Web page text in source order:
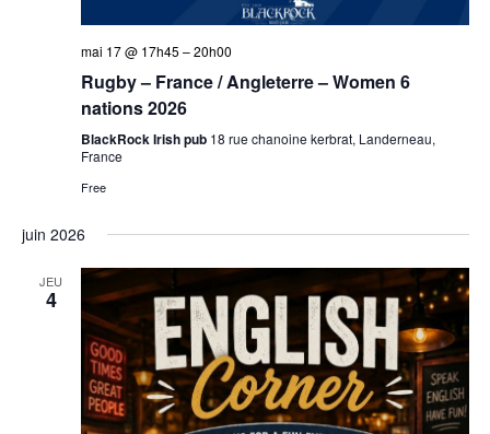
mai 17 @ 17h45 –20h00
Rugby – France / Angleterre – Women 6
nations 2026
BlackRock Irish pub 18 rue chanoine kerbrat, Landerneau,
France
Free
juin 2026
JEU
4